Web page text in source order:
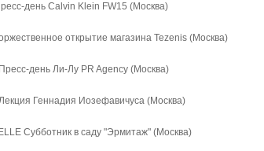
день Calvin Klein FW15 (Москва)
открытие магазина Tezenis (Москва)
день Ли-Лу PR Agency (Москва)
Геннадия Иозефавичуса (Москва)
Субботник в саду "Эрмитаж" (Москва)